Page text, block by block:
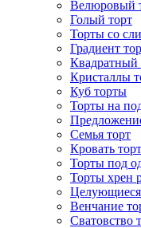
Велюровый
Голый торт
Торты со
Градиент
Квадратный
Кристаллы
Куб торты
Торты на
Семья торт
Кровать торт
Торты под
Торты хрен
Венчание
Сватовство